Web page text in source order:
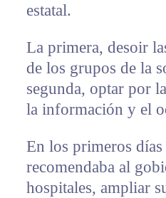
estatal.
La primera, desoir
de los grupos de la
segunda, optar por
la información y el
En los primeros días
recomendaba al
hospitales, ampliar